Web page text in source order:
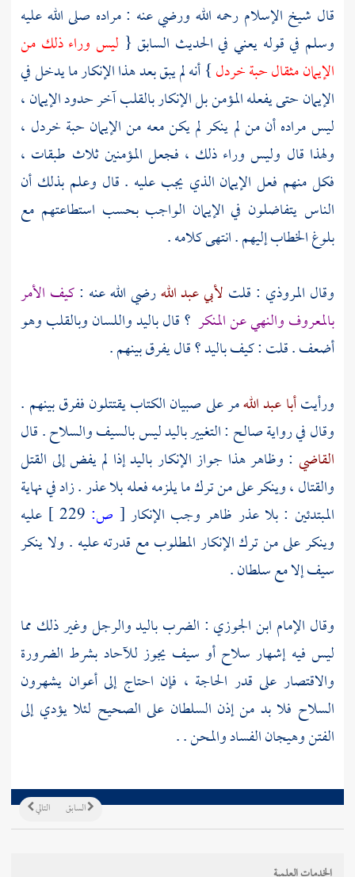
قال شيخ الإسلام رحمه الله ورضي عنه : مراده صلى الله عليه
وسلم في قوله يعني في الحديث السابق { ليس وراء ذلك من
الإيمان مثقال حبة خردل} أنه لم يبق بعد هذا الإنكار ما يدخل في
الإيمان حتى يفعله المؤمن بل الإنكار بالقلب آخر حدود الإيمان ،
ليس مراده أن من لم ينكر لم يكن معه من الإيمان حبة خردل ،
ولهذا قال وليس وراء ذلك ، فجعل المؤمنين ثلاث طبقات ،
فكل منهم فعل الإيمان الذي يجب عليه . قال وعلم بذلك أن
الناس يتفاضلون في الإيمان الواجب بحسب استطاعتهم مع
بلوغ الخطاب إليهم . انتهى كلامه .
وقال المروذي : قلت لأبي عبد اللهرضي الله عنه :كيف الأمر
بالمعروف والنهي عن المنكر ؟ قال باليد واللسان وبالقلب وهو
أضعف . قلت : كيف باليد ؟ قال يفرق بينهم .
ورأيتأبا عبد اللهمر على صبيان الكتاب يقتتلون ففرق بينهم .
وقال في روايةصالح : التغيير باليد ليس بالسيف والسلاح . قال
القاضي : وظاهر هذا جواز الإنكار باليد إذا لم يفض إلى القتل
والقتال ، وينكر على من ترك ما يلزمه فعله بلا عذر . زاد في نهاية
المبتدئين : بلا عذر ظاهر وجب الإنكار [ ص:
عليه
وينكر على من ترك الإنكار المطلوب مع قدرته عليه . ولا ينكر
سيف إلا مع سلطان .
وقال الإمام ابن الجوزي : الضرب باليد والرجل وغير ذلك مما
ليس فيه إشهار سلاح أو سيف يجوز للآحاد بشرط الضرورة
والاقتصار على قدر الحاجة ، فإن احتاج إلى أعوان يشهرون
السلاح فلا بد من إذن السلطان على الصحيح لئلا يؤدي إلى
الفتن وهيجان الفساد والمحن . .
التالي السابق